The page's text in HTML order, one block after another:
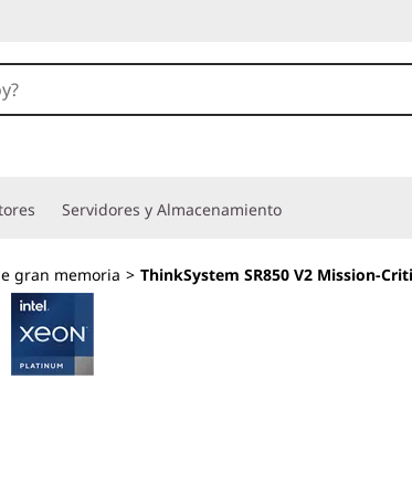
Servidores y Almacenamiento
gran memoria > ThinkSystem SR850 V2 Mission-